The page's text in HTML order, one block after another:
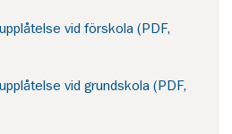
vid förskola (PDF,
vid grundskola (PDF,